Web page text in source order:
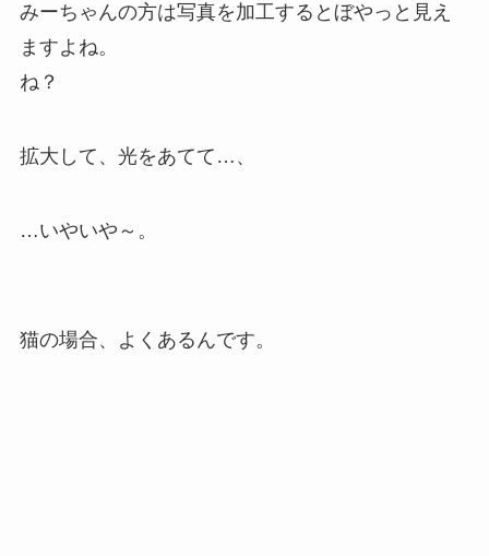
みーちゃんの方は写真を加工するとぼやっと見え
ますよね。
ね？
拡大して、光をあてて…、
…いやいや～。
猫の場合、よくあるんです。